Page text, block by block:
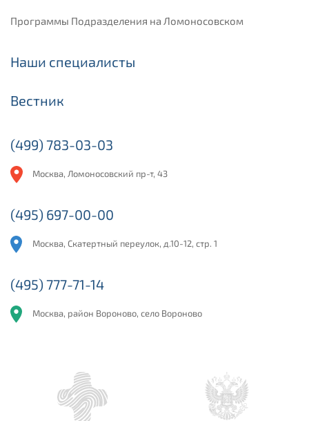
Программы Подразделения на Ломоносовском
Наши специалисты
Вестник
(499) 783-03-03
Москва, Ломоносовский пр-т, 43
(495) 697-00-00
Москва, Скатертный переулок, д.10-12, стр. 1
(495) 777-71-14
Москва, район Вороново, село Вороново